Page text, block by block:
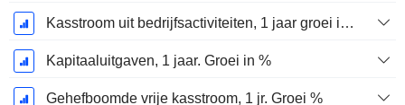
Kasstroom uit bedrijfsactiviteiten, 1 jaar groei in %
Kapitaaluitgaven, 1 jaar. Groei in %
Gehefboomde vrije kasstroom, 1 jr. Groei %